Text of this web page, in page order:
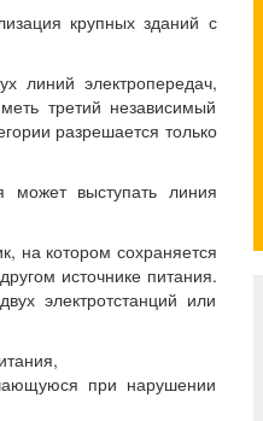
крупных зданий с
линий электропередач,
третий независимый
разрешается только
может выступать линия
на котором сохраняется
источнике питания.
электротстанций или
при нарушении